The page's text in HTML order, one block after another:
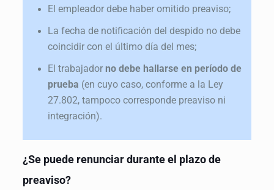
El empleador debe haber omitido preaviso;
La fecha de notificación del despido no debe
coincidir con el último día del mes;
El trabajador no debe hallarse en período de
prueba (en cuyo caso, conforme a la Ley
27.802, tampoco corresponde preaviso ni
integración).
¿Se puede renunciar durante el plazo de
preaviso?